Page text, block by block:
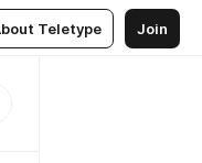
Teletype Join